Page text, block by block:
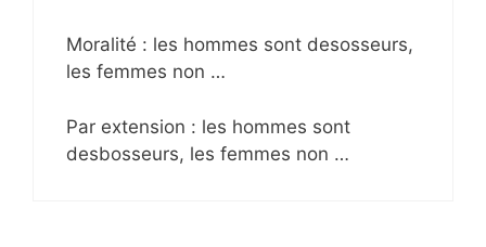
Moralité : les hommes sont desosseurs,
les femmes non …
Par extension : les hommes sont
desbosseurs, les femmes non …